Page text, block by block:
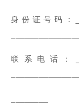
身份证号码：
联系电话：